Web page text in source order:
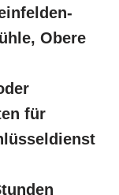
Obere
für